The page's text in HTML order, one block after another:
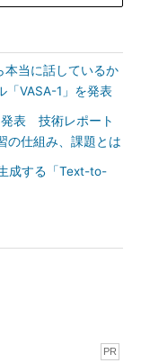
本当に話しているか
「VASA-1」を発表
発表 技術レポート
の仕組み、課題とは
成する「Text-to-
PR